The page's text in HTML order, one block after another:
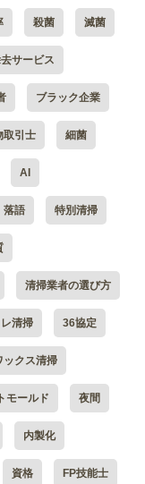
殺菌 滅菌
サービス
ブラック企業
取引士 細菌
AI
落語 特別清掃
清掃業者の選び方
レ清掃 36協定
ックス清掃
モールド 夜間
内製化
資格 FP技能士